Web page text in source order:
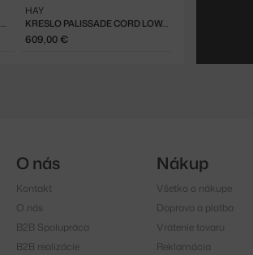
LAVIČKA PALISSADE CORD, SKY GREY KRESLO PALISSADE CORD LOW, CREAM WHITE
HAY
609,00 €
O nás
Kontakt
O nás
B2B Spolupráca
B2B realizácie
Nákup
Všetko o nákupe
Doprava a platba
Vrátenie tovaru
Reklamácia